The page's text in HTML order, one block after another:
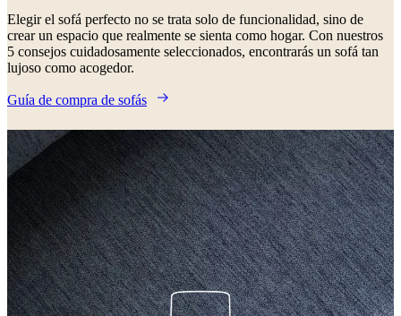
Elegir el sofá perfecto no se trata solo de funcionalidad, sino de
crear un espacio que realmente se sienta como hogar. Con nuestros
5 consejos cuidadosamente seleccionados, encontrarás un sofá tan
lujoso como acogedor.
Guía de compra de sofás